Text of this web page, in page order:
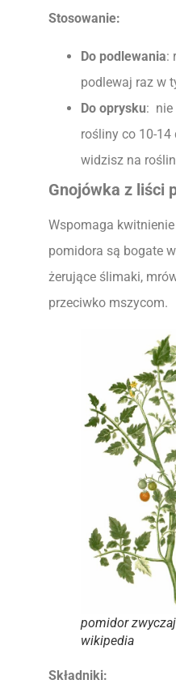
Stosowanie:
Do podlewania:
podlewaj raz w
Do oprysku: nie
rośliny co 10-14
widzisz na
Gnojówka z liści
Wspomaga
pomidora są bogate
żerujące ślimaki,
przeciwko mszycom.
pomidor
wikipedia
Składniki: